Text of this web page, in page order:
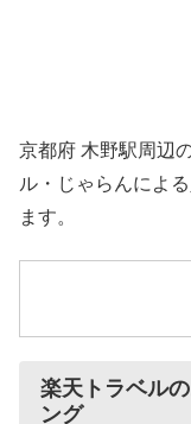
京都府 木野駅周辺
ル・じゃらんによ
ます。
楽天トラベル
ング